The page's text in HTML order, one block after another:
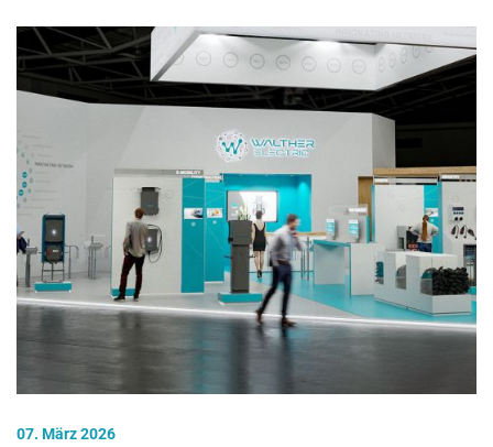
07. März 2026